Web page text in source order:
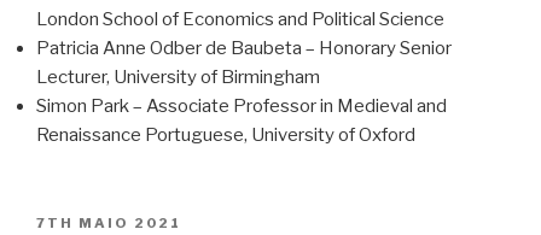
London School of Economics and Political Science
Patricia Anne Odber de Baubeta – Honorary Senior
Lecturer, University of Birmingham
Simon Park – Associate Professor in Medieval and
Renaissance Portuguese, University of Oxford
POSTED
7TH MAIO 2021